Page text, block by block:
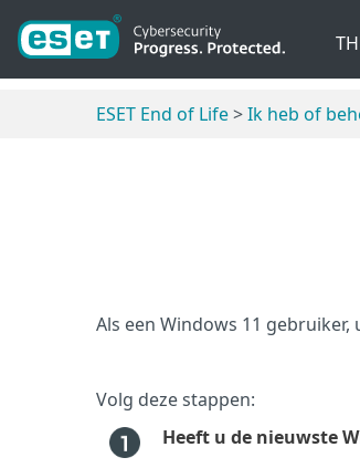
ESET End of Life>Ik heb of
Als een Windows 11
Volg deze stappen:
Heeft u de nieuwste